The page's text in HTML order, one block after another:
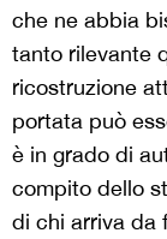
che ne abbia
tanto rilevante
ricostruzione
portata può
è in grado di
compito dello
di chi arriva da